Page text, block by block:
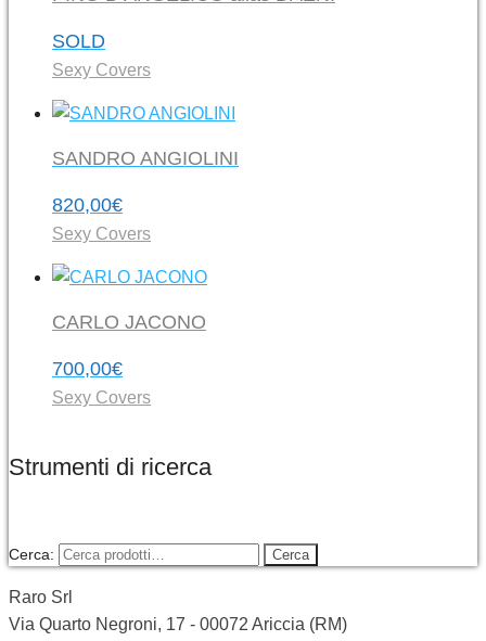
SOLD
Sexy Covers
SANDRO ANGIOLINI
820,00€
Sexy Covers
CARLO JACONO
700,00€
Sexy Covers
Strumenti di ricerca
Cerca: Cerca
Raro Srl
Via Quarto Negroni, 17 - 00072 Ariccia (RM)